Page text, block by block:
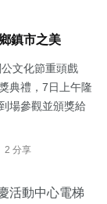
鎮市之美
文化節重頭戲
典禮，7日上午隆
場參觀並頒獎給
2 分享